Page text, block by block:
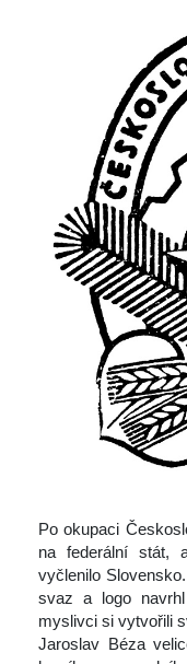
Po okupaci
na federální stát,
vyčlenilo
vaz a logo navrhl
myslivci si vytvořili
Jaroslav Béza